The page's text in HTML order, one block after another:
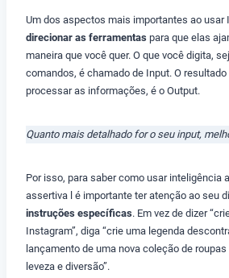
Um dos aspectos mais importantes ao usar
direcionar as ferramentas para que elas
maneira que você quer. O que você digita,
comandos, é chamado de Input. O
processar as informações, é o Output.
Quanto mais detalhado for o seu input,
Por isso, para saber como usar inteligência
assertiva l é importante ter atenção ao seu
instruções específicas. Em vez de dizer
Instagram”, diga “crie uma legenda
lançamento de uma nova coleção de
leveza e diversão”.